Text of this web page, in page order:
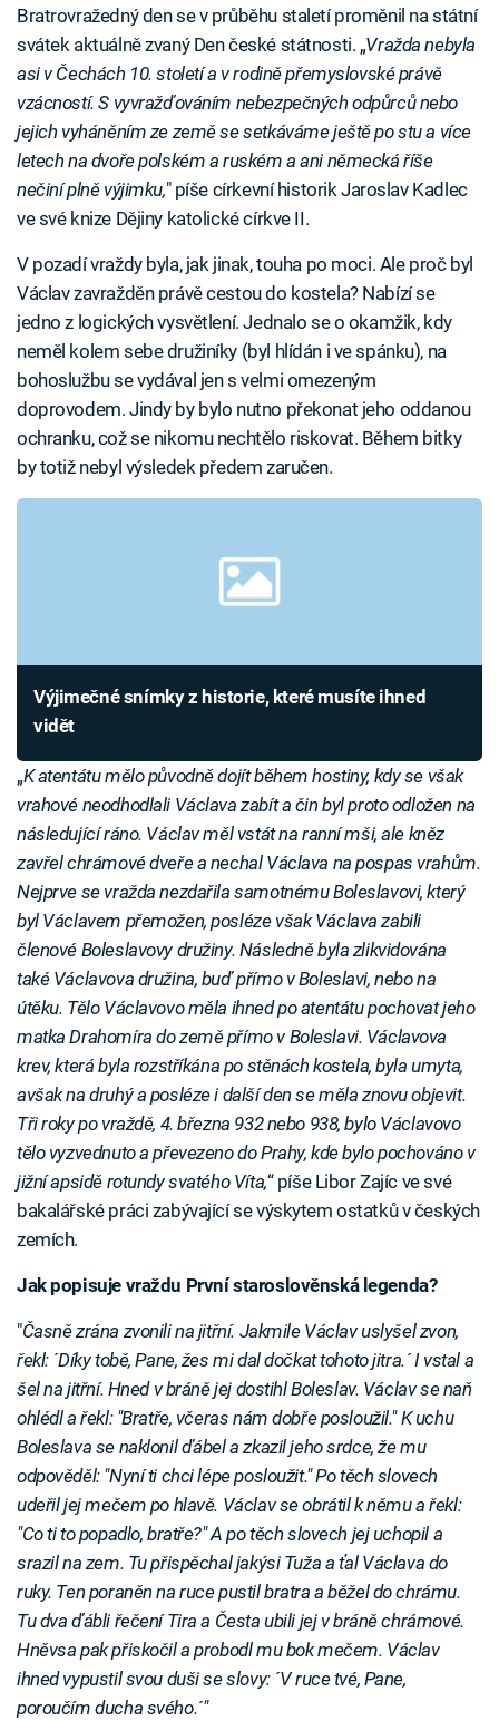
Bratrovražedný den se v průběhu staletí proměnil na státní
svátek aktuálně zvaný Den české státnosti. „Vražda nebyla
asi v Čechách 10. století a v rodině přemyslovské právě
vzácností. S vyvražďováním nebezpečných odpůrců nebo
jejich vyháněním ze země se setkáváme ještě po stu a více
letech na dvoře polském a ruském a ani německá říše
nečiní plně výjimku," píše církevní historik Jaroslav Kadlec
ve své knize Dějiny katolické církve II.
V pozadí vraždy byla, jak jinak, touha po moci. Ale proč byl
Václav zavražděn právě cestou do kostela? Nabízí se
jedno z logických vysvětlení. Jednalo se o okamžik, kdy
neměl kolem sebe družiníky (byl hlídán i ve spánku), na
bohoslužbu se vydával jen s velmi omezeným
doprovodem. Jindy by bylo nutno překonat jeho oddanou
ochranku, což se nikomu nechtělo riskovat. Během bitky
by totiž nebyl výsledek předem zaručen.
Výjimečné snímky z historie, které musíte ihned
vidět
„K atentátu mělo původně dojít během hostiny, kdy se však
vrahové neodhodlali Václava zabít a čin byl proto odložen na
následující ráno. Václav měl vstát na ranní mši, ale kněz
zavřel chrámové dveře a nechal Václava na pospas vrahům.
Nejprve se vražda nezdařila samotnému Boleslavovi, který
byl Václavem přemožen, posléze však Václava zabili
členové Boleslavovy družiny. Následně byla zlikvidována
také Václavova družina, buď přímo v Boleslavi, nebo na
útěku. Tělo Václavovo měla ihned po atentátu pochovat jeho
matka Drahomíra do země přímo v Boleslavi. Václavova
krev, která byla rozstříkána po stěnách kostela, byla umyta,
avšak na druhý a posléze i další den se měla znovu objevit.
Tři roky po vraždě, 4. března 932 nebo 938, bylo Václavovo
tělo vyzvednuto a převezeno do Prahy, kde bylo pochováno v
jižní apsidě rotundy svatého Víta,“ píše Libor Zajíc ve své
bakalářské práci zabývající se výskytem ostatků v českých
zemích.
Jak popisuje vraždu První staroslověnská legenda?
"Časně zrána zvonili na jitřní. Jakmile Václav uslyšel zvon,
řekl: ´Díky tobě, Pane, žes mi dal dočkat tohoto jitra.´ I vstal a
šel na jitřní. Hned v bráně jej dostihl Boleslav. Václav se naň
ohlédl a řekl: "Bratře, včeras nám dobře posloužil." K uchu
Boleslava se naklonil ďábel a zkazil jeho srdce, že mu
odpověděl: "Nyní ti chci lépe posloužit." Po těch slovech
udeřil jej mečem po hlavě. Václav se obrátil k němu a řekl:
"Co ti to popadlo, bratře?" A po těch slovech jej uchopil a
srazil na zem. Tu přispěchal jakýsi Tuža a ťal Václava do
ruky. Ten poraněn na ruce pustil bratra a běžel do chrámu.
Tu dva ďábli řečení Tira a Česta ubili jej v bráně chrámové.
Hněvsa pak přiskočil a probodl mu bok mečem. Václav
ihned vypustil svou duši se slovy: ´V ruce tvé, Pane,
poroučím ducha svého.´"